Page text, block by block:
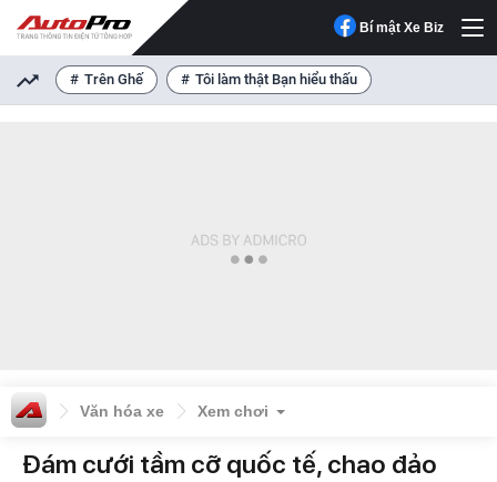
Bí mật Xe Biz
Trên Ghế Tôi làm thật Bạn hiểu thấu
Văn hóa xe Xem chơi
Đám cưới tầm cỡ quốc tế, chao đảo